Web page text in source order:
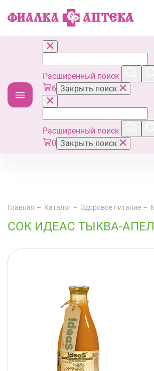
Расширенный поиск
6 Закрыть поиск
Расширенный поиск
0 Закрыть поиск
Главная Каталог Здоровое питание
СОК ИДЕАС ТЫКВА-